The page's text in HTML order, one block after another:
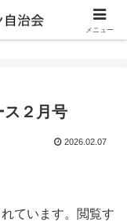
員限定：委員会ニュー
ス２月号
2026.02.07
ています。閲覧す
メニュー